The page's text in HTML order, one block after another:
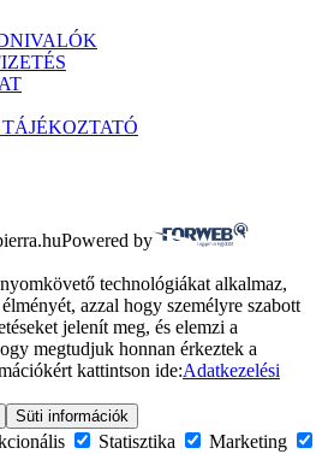
Powered by
technológiákat alkalmaz,
azzal hogy személyre szabott
jelenít meg, és elemzi a
megtudjuk honnan érkeztek a
kattintson ide:Adatkezelési
Süti információk
Statisztika Marketing